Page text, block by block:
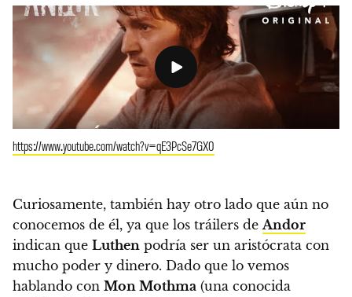
https://www.youtube.com/watch?v=qE3PcSe7GX0
Curiosamente, también hay otro lado que aún no
conocemos de él, ya que los tráilers de Andor
indican que Luthen podría ser un aristócrata con
mucho poder y dinero. Dado que lo vemos
hablando con Mon Mothma (una conocida